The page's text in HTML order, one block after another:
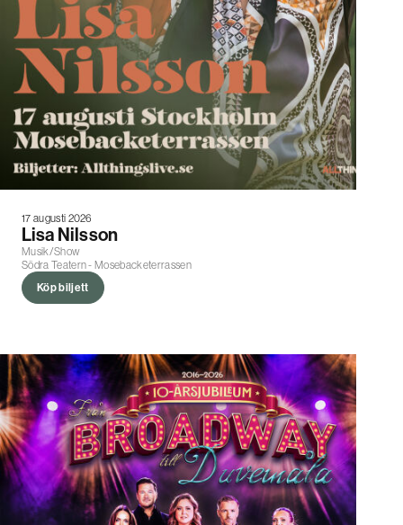
17 augusti 2026
Lisa Nilsson
Musik/Show
Södra Teatern - Mosebacketerrassen
Köp biljett